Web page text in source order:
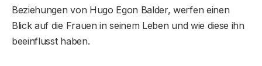
Beziehungen von Hugo Egon Balder, werfen einen
Blick auf die Frauen in seinem Leben und wie diese ihn
beeinflusst haben.